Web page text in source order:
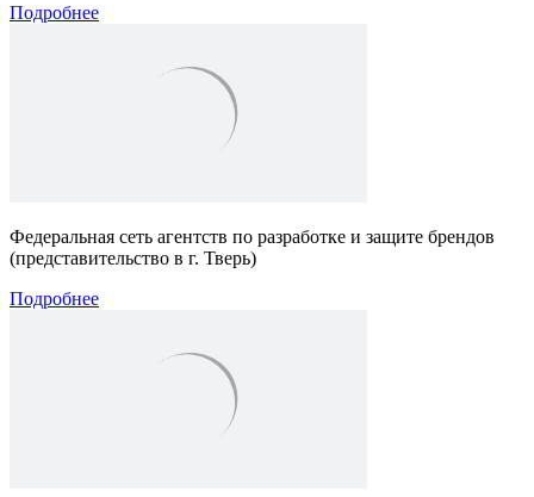
Подробнее
Федеральная сеть агентств по разработке и защите брендов
(представительство в г. Тверь)
Подробнее